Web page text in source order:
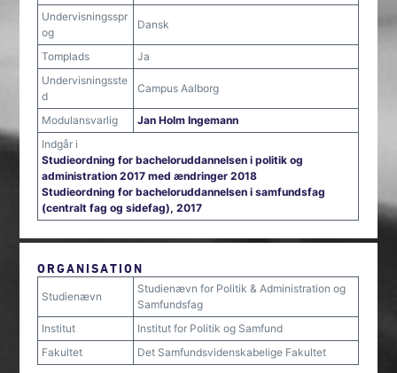
Undervisningsspr
og
Dansk
Tomplads
Ja
Undervisningsste
d
Campus Aalborg
Modulansvarlig
Jan Holm Ingemann
Indgår i
Studieordning for bacheloruddannelsen i politik og
administration 2017 med ændringer 2018
Studieordning for bacheloruddannelsen i samfundsfag
(centralt fag og sidefag), 2017
ORGANISATION
Studienævn
Studienævn for Politik & Administration og
Samfundsfag
Institut
Institut for Politik og Samfund
Fakultet
Det Samfundsvidenskabelige Fakultet